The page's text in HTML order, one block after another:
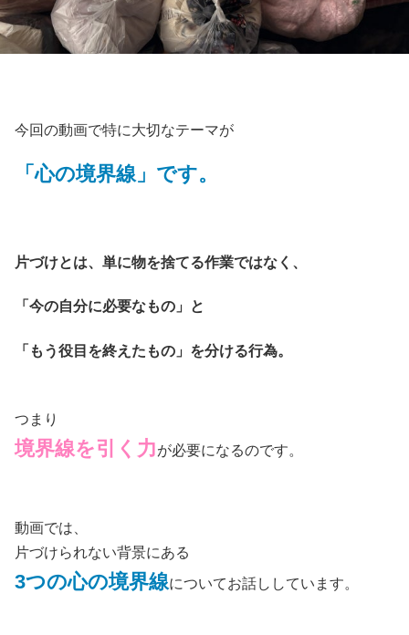
今回の動画で特に大切なテーマが
「心の境界線」です。
片づけとは、単に物を捨てる作業ではなく、
「今の自分に必要なもの」と
「もう役目を終えたもの」を分ける行為。
つまり
境界線を引く力が必要になるのです。
動画では、
片づけられない背景にある
3つの心の境界線についてお話ししています。